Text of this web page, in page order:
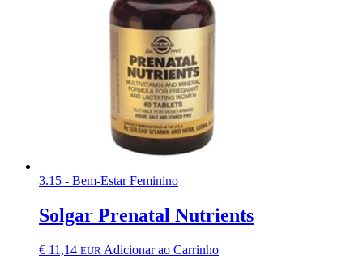
3.15 - Bem-Estar Feminino
Solgar Prenatal Nutrients
€ 11,14 EUR Adicionar ao Carrinho